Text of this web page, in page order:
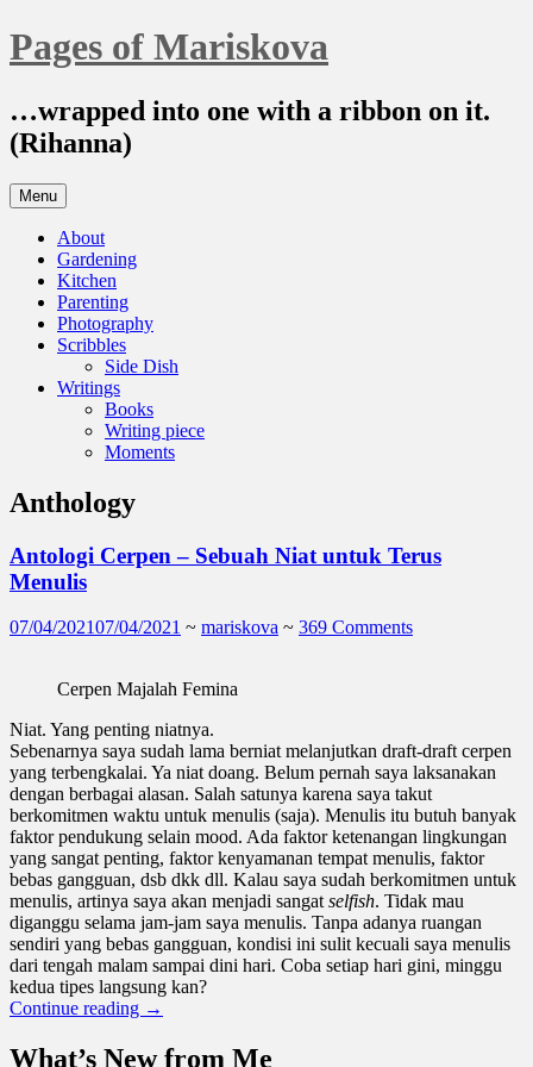
Skip
to
Pages of Mariskova
…wrapped into one with a ribbon on it.
(Rihanna)
Menu
About
Gardening
Kitchen
Parenting
Photography
Scribbles
Side Dish
Writings
Books
Writing piece
Moments
Anthology
Antologi Cerpen – Sebuah Niat untuk Terus
Menulis
07/04/202107/04/2021 ~ mariskova ~ 369 Comments
Cerpen Majalah Femina
Niat. Yang penting niatnya.
Sebenarnya saya sudah lama berniat melanjutkan draft-draft cerpen
yang terbengkalai. Ya niat doang. Belum pernah saya laksanakan
dengan berbagai alasan. Salah satunya karena saya takut
berkomitmen waktu untuk menulis (saja). Menulis itu butuh banyak
faktor pendukung selain mood. Ada faktor ketenangan lingkungan
yang sangat penting, faktor kenyamanan tempat menulis, faktor
bebas gangguan, dsb dkk dll. Kalau saya sudah berkomitmen untuk
menulis, artinya saya akan menjadi sangat selfish. Tidak mau
diganggu selama jam-jam saya menulis. Tanpa adanya ruangan
sendiri yang bebas gangguan, kondisi ini sulit kecuali saya menulis
dari tengah malam sampai dini hari. Coba setiap hari gini, minggu
kedua tipes langsung kan?
Continue reading →
What’s New from Me